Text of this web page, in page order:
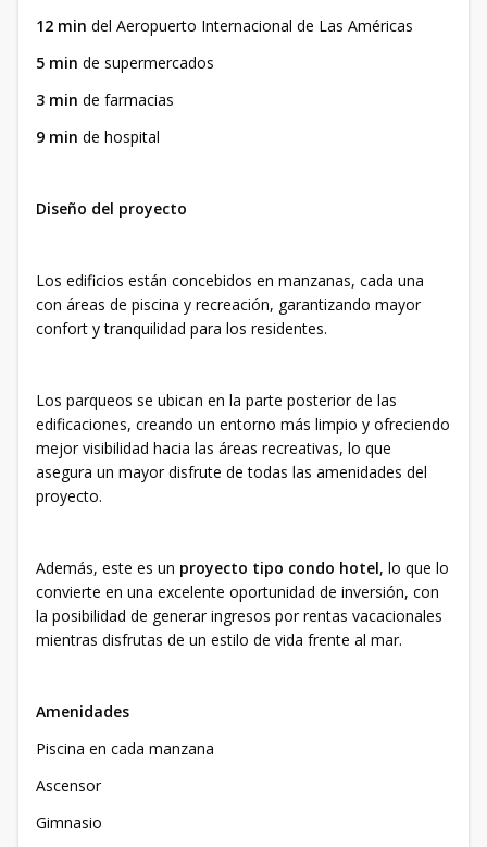
12 min del Aeropuerto Internacional de Las Américas
5 min de supermercados
3 min de farmacias
9 min de hospital
Diseño del proyecto
Los edificios están concebidos en manzanas, cada una
con áreas de piscina y recreación, garantizando mayor
confort y tranquilidad para los residentes.
Los parqueos se ubican en la parte posterior de las
edificaciones, creando un entorno más limpio y ofreciendo
mejor visibilidad hacia las áreas recreativas, lo que
asegura un mayor disfrute de todas las amenidades del
proyecto.
Además, este es un proyecto tipo condo hotel, lo que lo
convierte en una excelente oportunidad de inversión, con
la posibilidad de generar ingresos por rentas vacacionales
mientras disfrutas de un estilo de vida frente al mar.
Amenidades
Piscina en cada manzana
Ascensor
Gimnasio